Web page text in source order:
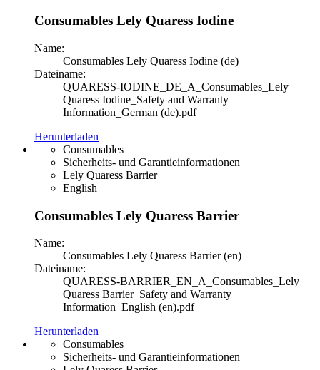
Consumables Lely Quaress Iodine
Name:
Consumables Lely Quaress Iodine (de)
Dateiname:
QUARESS-IODINE_DE_A_Consumables_Lely
Quaress Iodine_Safety and Warranty
Information_German (de).pdf
Herunterladen
Consumables
Sicherheits- und Garantieinformationen
Lely Quaress Barrier
English
Consumables Lely Quaress Barrier
Name:
Consumables Lely Quaress Barrier (en)
Dateiname:
QUARESS-BARRIER_EN_A_Consumables_Lely
Quaress Barrier_Safety and Warranty
Information_English (en).pdf
Herunterladen
Consumables
Sicherheits- und Garantieinformationen